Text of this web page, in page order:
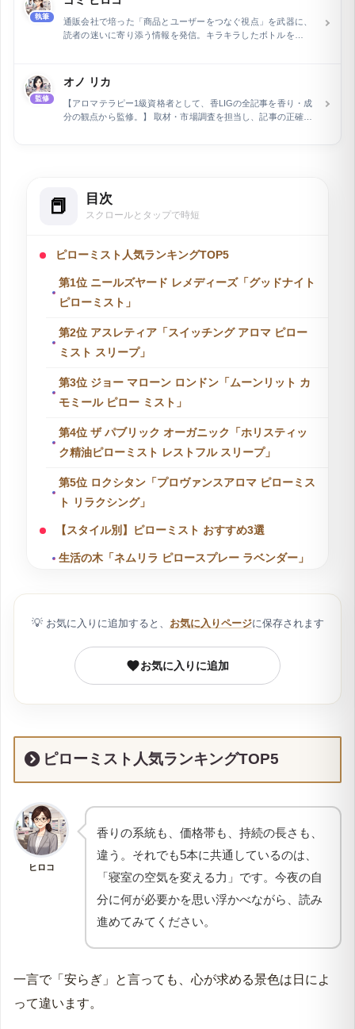
執筆
通販会社で培った「商品とユーザーをつなぐ視点」を武器に、
読者の迷いに寄り添う情報を発信。キラキラしたボトルを眺め
ビジュアルの美しさなど、心に響く香水の楽しさを、信頼でき
る等身大の言葉で丁寧に届けます。
監修
オノ リカ
【アロマテラピー1級資格者として、香LIGの全記事を香り・成
分の観点から監修。】 取材・市場調査を担当し、記事の正確性
設2ヶ月で予約数を2倍に増加させるなど、デジタルマーケティ
ングにおける顕著な実績を持ちます。
目次
スクロールとタップで時短
ピローミスト人気ランキングTOP5
第1位 ニールズヤード レメディーズ「グッドナイト
ピローミスト」
第2位 アスレティア「スイッチング アロマ ピロー
ミスト スリープ」
第3位 ジョー マローン ロンドン「ムーンリット カ
モミール ピロー ミスト」
第4位 ザ パブリック オーガニック「ホリスティッ
ク精油ピローミスト レストフル スリープ」
第5位 ロクシタン「プロヴァンスアロマ ピローミス
ト リラクシング」
【スタイル別】ピローミスト おすすめ3選
生活の木「ネムリラ ピロースプレー ラベンダー」
バンフォード「ビーサイレント ピローミスト」
編集部注目の3ブランド｜定番の次に出会いたい個
性派ピローミスト
ー」
ヒノック「ザ スプレー」
データが証明：忙しいママ・パパほど「夜の空間の
香り」を必要としている
① ＆SH「リラクシング スリープ スプレー」
② 合同会社LC「和精油アロマミスト 日向夏」
ミール」
ピローミストの選び方｜4つのポイント
💡 お気に入りに追加すると、 お気に入りページに保存されます
お気に入りに追加
ピローミスト人気ランキングTOP5
ヒロコ
香りの系統も、価格帯も、持続の長さも、
違う。それでも5本に共通しているのは、
「寝室の空気を変える力」です。今夜の自
分に何が必要かを思い浮かべながら、読み
進めてみてください。
一言で「安らぎ」と言っても、心が求める景色は日によ
って違います。